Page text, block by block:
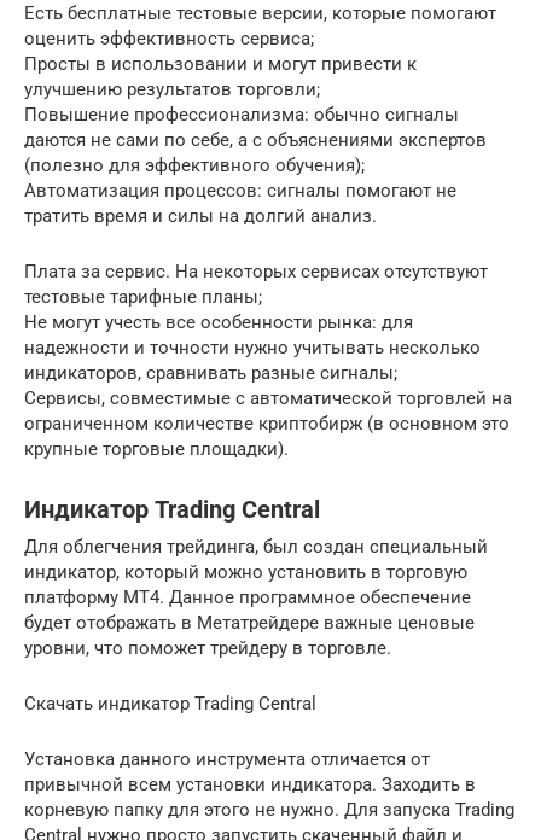
Есть бесплатные тестовые версии, которые помогают
оценить эффективность сервиса;
Просты в использовании и могут привести к
улучшению результатов торговли;
Повышение профессионализма: обычно сигналы
даются не сами по себе, а с объяснениями экспертов
(полезно для эффективного обучения);
Автоматизация процессов: сигналы помогают не
тратить время и силы на долгий анализ.
Плата за сервис. На некоторых сервисах отсутствуют
тестовые тарифные планы;
Не могут учесть все особенности рынка: для
надежности и точности нужно учитывать несколько
индикаторов, сравнивать разные сигналы;
Сервисы, совместимые с автоматической торговлей на
ограниченном количестве криптобирж (в основном это
крупные торговые площадки).
Индикатор Trading Central
Для облегчения трейдинга, был создан специальный
индикатор, который можно установить в торговую
платформу MT4. Данное программное обеспечение
будет отображать в Метатрейдере важные ценовые
уровни, что поможет трейдеру в торговле.
Скачать индикатор Trading Central
Установка данного инструмента отличается от
привычной всем установки индикатора. Заходить в
корневую папку для этого не нужно. Для запуска Trading
Central нужно просто запустить скаченный файл и